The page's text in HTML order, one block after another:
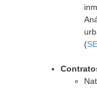
(